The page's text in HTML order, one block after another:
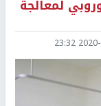
لمعالجة
2020-